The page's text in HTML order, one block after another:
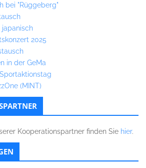
bei "Rüggeberg"
japanisch
2025
in der GeMa
(MINT)
Kooperationspartner finden Sie hier.